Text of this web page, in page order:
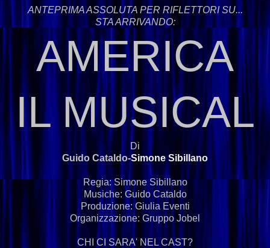
ANTEPRIMA ASSOLUTA PER RIFLETTORI SU...
STA ARRIVANDO:
AMERICA
IL MUSICAL
Di
Guido Cataldo-Simone Sibillano
Regia: Simone Sibillano
Musiche: Guido Cataldo
Produzione: Giulia Eventi
Organizzazione: Gruppo Jobel
CHI CI SARA' NEL CAST?